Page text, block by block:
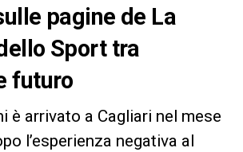
pagine de La
Sport tra
futuro
è arrivato a Cagliari nel mese
l’esperienza negativa al